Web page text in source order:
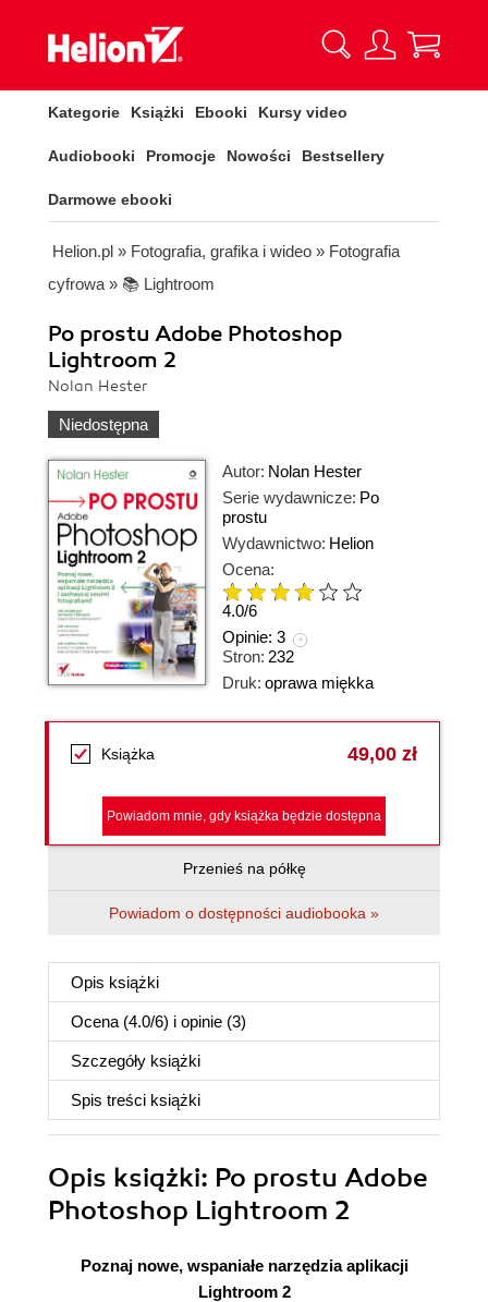
Kategorie Książki Ebooki Kursy video
Audiobooki Promocje Nowości Bestsellery
Darmowe ebooki
Helion.pl » Fotografia, grafika i wideo » Fotografia
cyfrowa » 📚 Lightroom
Po prostu Adobe Photoshop
Lightroom 2
Nolan Hester
Niedostępna
Autor: Nolan Hester
Serie wydawnicze: Po
prostu
Wydawnictwo: Helion
Ocena:
4.0/6
Opinie: 3
Stron: 232
Druk: oprawa miękka
Książka 49,00 zł
Powiadom mnie, gdy książka będzie dostępna
Przenieś na półkę
Powiadom o dostępności audiobooka »
Opis książki
Ocena (4.0/6) i opinie (3)
Szczegóły książki
Spis treści książki
Opis książki: Po prostu Adobe
Photoshop Lightroom 2
Poznaj nowe, wspaniałe narzędzia aplikacji
Lightroom 2